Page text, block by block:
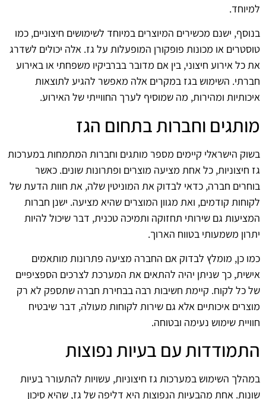
למיוחד.
בנוסף, ישנם מכשירים המיוצרים במיוחד לשימושים חיצוניים, כמו
טוסטרים או מכונות פופקורן המופעלות על גז. אלה יכולים לשדרג
את כל אירוע חיצוני, בין אם מדובר בברביקיו משפחתי או באירוע
חברתי. השימוש בגז במקרים אלה מאפשר להגיע לתוצאות
איכותיות ומהירות, מה שמוסיף לערך החווייתי של האירוע.
מותגים וחברות בתחום הגז
בשוק הישראלי קיימים מספר מותגים וחברות המתמחות במערכות
גז חיצוניות, כל אחת מציעה מוצרים ופתרונות שונים. כאשר
בוחרים חברה, כדאי לבדוק את המוניטין שלה, את חוות הדעת של
לקוחות קודמים, ואת מגוון המוצרים שהיא מציעה. ישנן חברות
המציעות גם שירותי תחזוקה ותמיכה טכנית, דבר שיכול להיות
יתרון משמעותי בטווח הארוך.
כמו כן, מומלץ לבדוק אם החברה מציעה פתרונות מותאמים
אישית, כך שניתן יהיה להתאים את המערכת לצרכים הספציפיים
של כל לקוח. קיימת חשיבות רבה בבחירת חברה שתספק לא רק
מוצרים איכותיים אלא גם שירות לקוחות מעולה, דבר שיבטיח
חוויית שימוש נעימה ובטוחה.
התמודדות עם בעיות נפוצות
במהלך השימוש במערכות גז חיצוניות, עשויות להתעורר בעיות
שונות. אחת מהבעיות הנפוצות היא דליפה של גז, שהיא סיכון